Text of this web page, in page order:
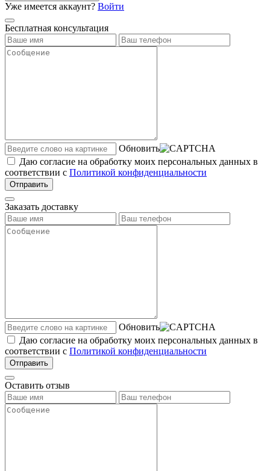
Уже имеется аккаунт? Войти
Бесплатная консультация
Обновить
Даю согласие на обработку моих персональных данных в
соответствии с Политикой конфиденциальности
Отправить
Заказать доставку
Обновить
Даю согласие на обработку моих персональных данных в
соответствии с Политикой конфиденциальности
Отправить
Оставить отзыв